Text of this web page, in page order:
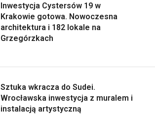
Inwestycja Cystersów 19 w
Krakowie gotowa. Nowoczesna
architektura i 182 lokale na
Grzegórzkach
Sztuka wkracza do Sudei.
Wrocławska inwestycja z muralem i
instalacją artystyczną